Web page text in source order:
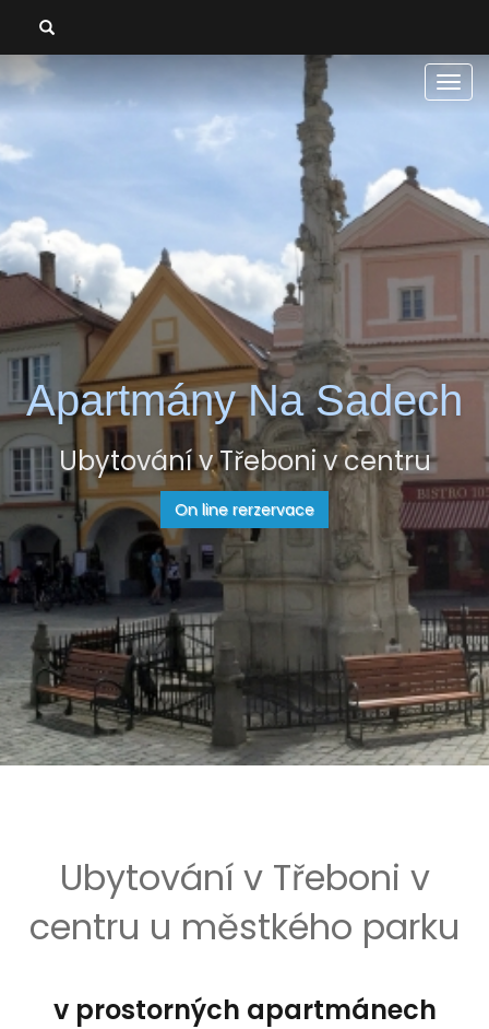
Apartmány Na Sadech
Ubytování v Třeboni v centru
On line rerzervace
Ubytování v Třeboni v
centru u městkého parku
v prostorných apartmánech